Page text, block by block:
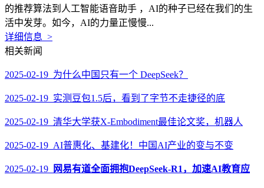
的推荐算法到人工智能语音助手 ，AI的种子已经在我们的生
活中发芽。如今，AI的力量正慢慢...
详细信息 >
相关新闻
2025-02-19 为什么中国只有一个 DeepSeek？
2025-02-19 实测豆包1.5后，看到了字节不走捷径的底
2025-02-19 清华大学获X-Embodiment最佳论文奖，机器人
2025-02-19 AI普惠化、基建化！中国AI产业的变与不变
2025-02-19 网易有道全面拥抱DeepSeek-R1，加速AI教育应